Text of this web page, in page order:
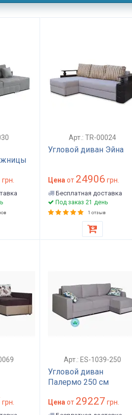
грн.
Арт.: TR-00024
Угловой диван Эйна
Цена от 24906 грн.
Бесплатная доставка
Под заказ 21 день
1 отзыв
грн.
Арт.: ES-1039-250
Угловой диван
Палермо 250 см
Цена от 29227 грн.